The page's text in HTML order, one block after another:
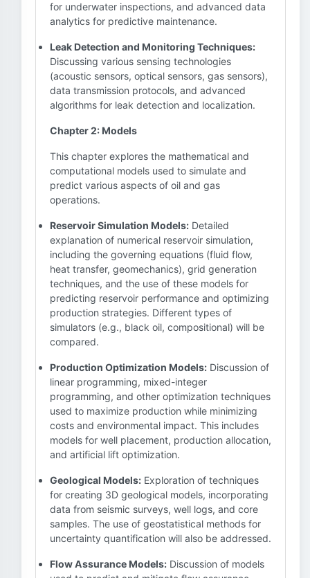
for underwater inspections, and advanced data
analytics for predictive maintenance.
Leak Detection and Monitoring Techniques:
Discussing various sensing technologies
(acoustic sensors, optical sensors, gas sensors),
data transmission protocols, and advanced
algorithms for leak detection and localization.
Chapter 2: Models
This chapter explores the mathematical and
computational models used to simulate and
predict various aspects of oil and gas
operations.
Reservoir Simulation Models: Detailed
explanation of numerical reservoir simulation,
including the governing equations (fluid flow,
heat transfer, geomechanics), grid generation
techniques, and the use of these models for
predicting reservoir performance and optimizing
production strategies. Different types of
simulators (e.g., black oil, compositional) will be
compared.
Production Optimization Models: Discussion of
linear programming, mixed-integer
programming, and other optimization techniques
used to maximize production while minimizing
costs and environmental impact. This includes
models for well placement, production allocation,
and artificial lift optimization.
Geological Models: Exploration of techniques
for creating 3D geological models, incorporating
data from seismic surveys, well logs, and core
samples. The use of geostatistical methods for
uncertainty quantification will also be addressed.
Flow Assurance Models: Discussion of models